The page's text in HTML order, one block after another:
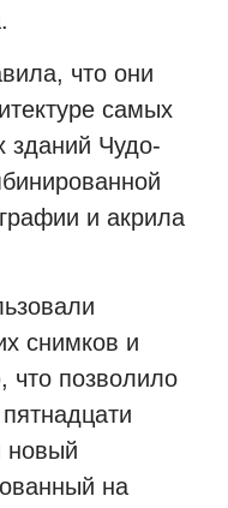
что они
самых
зданий Чудо-
и акрила
снимков и
что позволило
новый
на